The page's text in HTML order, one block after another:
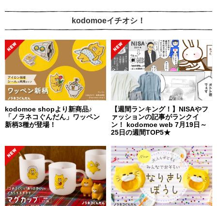
kodomoeイチオシ！
kodomoe shopより新商品♪
「ノラネコぐんだん」ワッペン
新柄3種が登場！
【週間ランキング！】NISAやフ
ァッションの記事がランクイ
ン！ kodomoe web 7月19日～
25日の週間TOP5★